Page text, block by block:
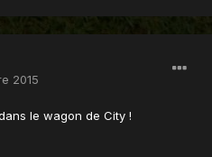
2015
le wagon de City !